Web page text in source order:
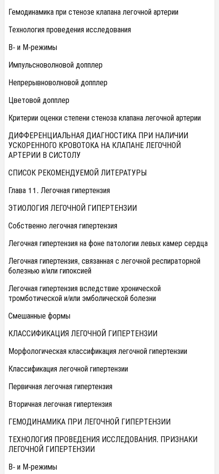
Гемодинамика при стенозе клапана легочной артерии
Технология проведения исследования
В- и М-режимы
Импульсноволновой допплер
Непрерывноволновой допплер
Цветовой допплер
Критерии оценки степени стеноза клапана легочной артерии
ДИФФЕРЕНЦИАЛЬНАЯ ДИАГНОСТИКА ПРИ НАЛИЧИИ
УСКОРЕННОГО КРОВОТОКА НА КЛАПАНЕ ЛЕГОЧНОЙ
АРТЕРИИ В СИСТОЛУ
СПИСОК РЕКОМЕНДУЕМОЙ ЛИТЕРАТУРЫ
Глава 11. Легочная гипертензия
ЭТИОЛОГИЯ ЛЕГОЧНОЙ ГИПЕРТЕНЗИИ
Собственно легочная гипертензия
Легочная гипертензия на фоне патологии левых камер сердца
Легочная гипертензия, связанная с легочной респираторной
болезнью и/или гипоксией
Легочная гипертензия вследствие хронической
тромботической и/или эмболической болезни
Смешанные формы
КЛАССИФИКАЦИЯ ЛЕГОЧНОЙ ГИПЕРТЕНЗИИ
Морфологическая классификация легочной гипертензии
Классификация легочной гипертензии
Первичная легочная гипертензия
Вторичная легочная гипертензия
ГЕМОДИНАМИКА ПРИ ЛЕГОЧНОЙ ГИПЕРТЕНЗИИ
ТЕХНОЛОГИЯ ПРОВЕДЕНИЯ ИССЛЕДОВАНИЯ. ПРИЗНАКИ
ЛЕГОЧНОЙ ГИПЕРТЕНЗИИ
В- и М-режимы